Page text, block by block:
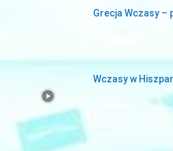
Grecja Wczasy –
Wczasy w